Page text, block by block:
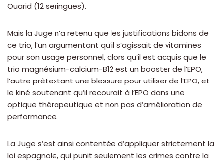
Ouarid (12 seringues).
Mais la Juge n’a retenu que les justifications bidons de
ce trio, l’un argumentant qu’il s’agissait de vitamines
pour son usage personnel, alors qu’il est acquis que le
trio magnésium-calcium-B12 est un booster de l’EPO,
l’autre prêtextant une blessure pour utiliser de l’EPO, et
le kiné soutenant qu’il recourait à l’EPO dans une
optique thérapeutique et non pas d’amélioration de
performance.
La Juge s’est ainsi contentée d’appliquer strictement la
loi espagnole, qui punit seulement les crimes contre la